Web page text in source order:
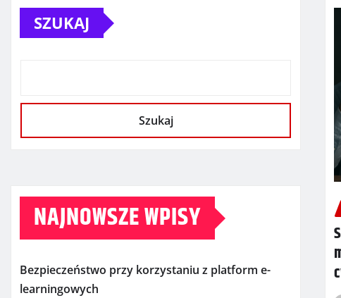
SZUKAJ
Szukaj
NAJNOWSZE WPISY
Bezpieczeństwo przy korzystaniu z platform e-
learningowych